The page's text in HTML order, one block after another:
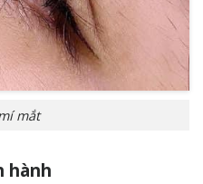
mắt
hành